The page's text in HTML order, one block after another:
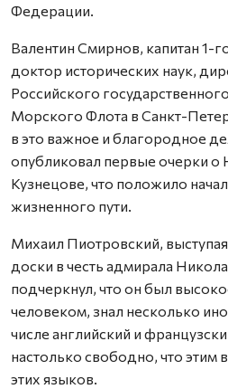
Федерации.
Валентин Смирнов, капитан 1-
доктор исторических наук,
Российского
Морского Флота в Санкт-
в это важное и благородное
опубликовал первые очерки о
Кузнецове, что положило
жизненного пути.
Михаил Пиотровский,
доски в честь адмирала
подчеркнул, что он был
человеком, знал несколько
числе английский и
настолько свободно, что этим
этих языков.